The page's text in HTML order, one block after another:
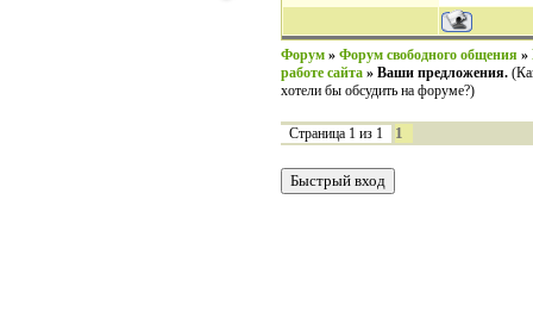
Форум » Форум свободного общения »
работе сайта » Ваши предложения.
хотели бы обсудить на форуме?)
Страница 1 из 1 1